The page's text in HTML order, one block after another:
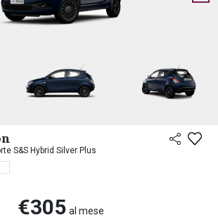
S&S Hybrid Silver Plus
€305 al mese